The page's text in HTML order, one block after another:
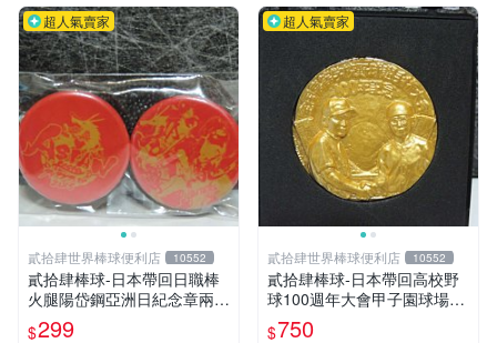
超人氣賣家
貳拾肆世界棒球便利店 10552
貳拾肆棒球-日本帶回日職棒
火腿陽岱鋼亞洲日紀念章兩個
一組
$299
超人氣賣家
貳拾肆世界棒球便利店 10552
貳拾肆棒球-日本帶回高校野
球100週年大會甲子園球場紀
念幣
$750